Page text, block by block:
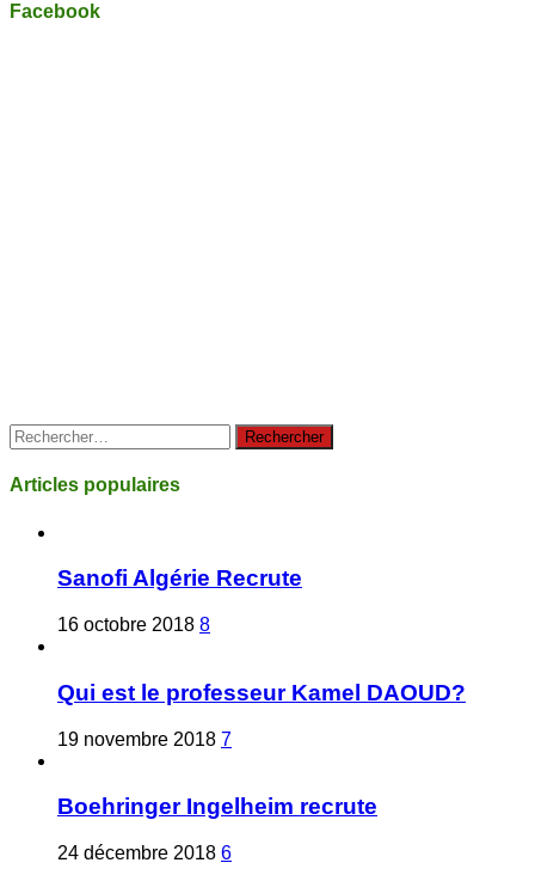
Facebook
Rechercher :
Articles populaires
Sanofi Algérie Recrute
16 octobre 2018 8
Qui est le professeur Kamel DAOUD?
19 novembre 2018 7
Boehringer Ingelheim recrute
24 décembre 2018 6